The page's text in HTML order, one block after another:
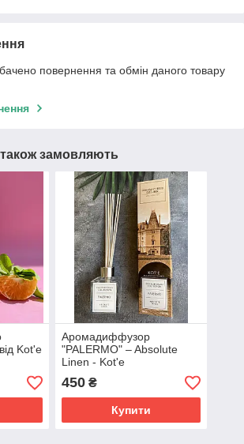
повернення та обмін даного товару
замовляють
Kot'e
Аромадиффузор
"PALERMO" – Absolute
Linen - Kot'e
450₴
Купити